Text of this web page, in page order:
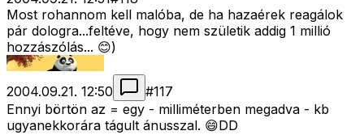
Most rohannom kell malóba, de ha hazaérek reagálok
pár dologra...feltéve, hogy nem születik addig 1 millió
hozzászólás... 😊)
2004.09.21. 12:50 #117
Ennyi börtön az = egy - milliméterben megadva - kb
ugyanekkorára tágult ánusszal. 😄DD